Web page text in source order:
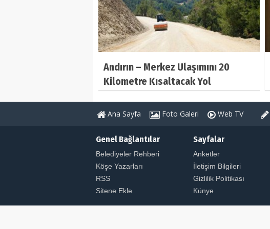
Andırın – Merkez Ulaşımını 20
Kilometre Kısaltacak Yol
Ana Sayfa Foto Galeri Web TV
Genel Bağlantılar
Belediyeler Rehberi
Köşe Yazarları
RSS
Sitene Ekle
Sayfalar
Anketler
İletişim Bilgileri
Gizlilik Politikası
Künye